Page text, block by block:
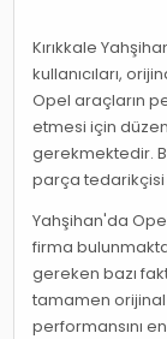
Kırıkkale
kullanıcıları,
Opel araçların
etmesi için
gerekmektedir.
parça
Yahşihan'da
firma
gereken bazı
tamamen orijinal
performansını